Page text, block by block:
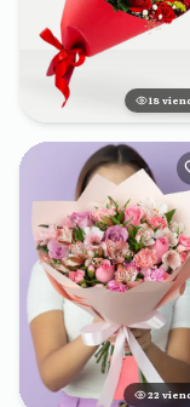
19
22